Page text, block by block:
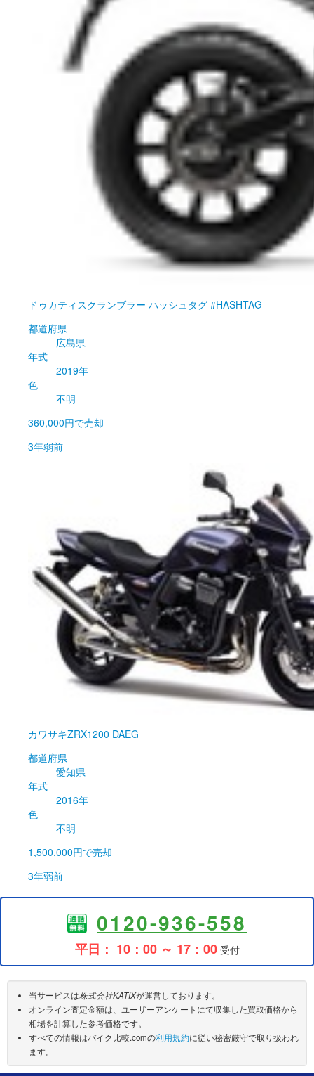
ドゥカティ スクランブラー ハッシュタグ #HASHTAG
都道府県
広島県
年式
2019年
色
不明
360,000円で売却
3年弱前
カワサキZRX1200 DAEG
都道府県
愛知県
年式
2016年
色
不明
1,500,000円で売却
3年弱前
0120-936-558
平日： 10：00 ～ 17：00受付
当サービスは株式会社KATIXが運営しております。
オンライン査定金額は、ユーザーアンケートにて収集した買取価格から
相場を計算した参考価格です。
すべての情報はバイク比較.comの利用規約に従い秘密厳守で取り扱われ
ます。